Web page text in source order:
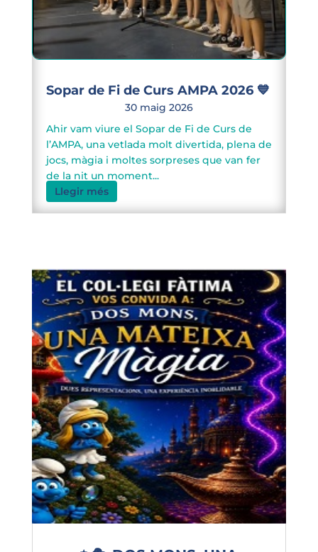
Sopar de Fi de Curs AMPA 2026 💙
30 maig 2026
Ahir vam viure el Sopar de Fi de Curs de
l’AMPA, una vetlada molt divertida, plena de
jocs, màgia i moltes sorpreses que van fer
de la nit un moment...
Llegir més